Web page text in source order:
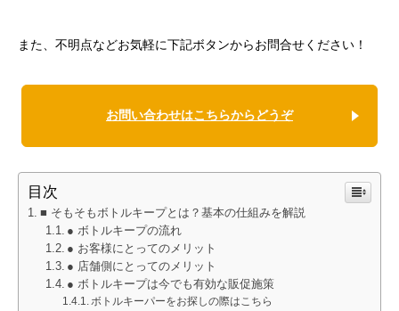
また、不明点などお気軽に下記ボタンからお問合せください！
お問い合わせはこちらからどうぞ
目次
■ そもそもボトルキープとは？基本の仕組みを解説
● ボトルキープの流れ
● お客様にとってのメリット
● 店舗側にとってのメリット
● ボトルキープは今でも有効な販促施策
ボトルキーパーをお探しの際はこちら